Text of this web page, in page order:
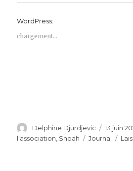
WordPress:
chargement…
Auteur
Delphine Djurdjevic
Publié
le
13 juin
l'association, Shoah Étiquettes
Journal